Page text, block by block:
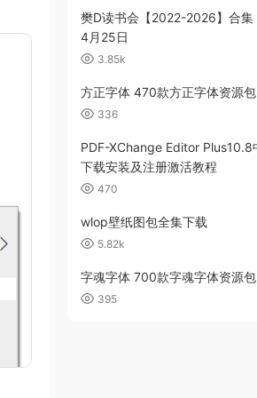
樊D读书会【2022-2026】合集
4月25日
3.85k
方正字体 470款方正字体资源
336
PDF-XChange Editor Plus10.8
下载安装及注册激活教程
470
wlop壁纸图包全集下载
5.82k
字魂字体 700款字魂字体资源
395